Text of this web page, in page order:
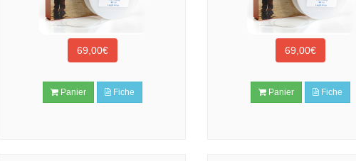
69,00€
Panier Fiche
69,00€
Panier Fiche